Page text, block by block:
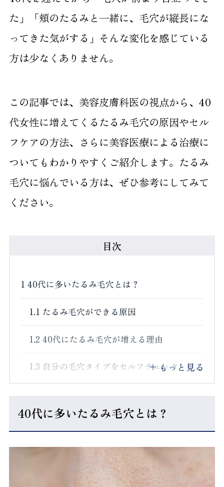
た」「頬のたるみと一緒に、毛穴が縦長にな
ってきた気がする」そんな変化を感じている
方は少なくありません。
この記事では、美容皮膚科医の視点から、40
代女性に増えてくるたるみ毛穴の原因やセル
フケアの方法、さらに美容医療による治療に
ついてもわかりやすくご紹介します。たるみ
毛穴に悩んでいる方は、ぜひ参考にしてみて
ください。
目次
1 40代に多いたるみ毛穴とは？
1.1 たるみ毛穴ができる原因
1.2 40代にたるみ毛穴が増える理由
1.3 自分の毛穴タイプをセルフチェック
2.140代からのスキンケアの見直し
2.2生活習慣の見直し
セルフケアだけでは限界がある？
もっと見る
40代に多いたるみ毛穴とは？